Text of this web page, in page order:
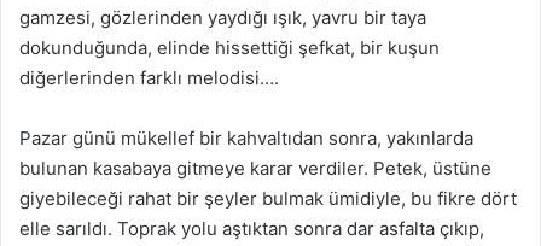
gamzesi, gözlerinden yaydığı ışık, yavru bir taya
dokunduğunda, elinde hissettiği şefkat, bir kuşun
diğerlerinden farklı melodisi….
Pazar günü mükellef bir kahvaltıdan sonra, yakınlarda
bulunan kasabaya gitmeye karar verdiler. Petek, üstüne
giyebileceği rahat bir şeyler bulmak ümidiyle, bu fikre dört
elle sarıldı. Toprak yolu aştıktan sonra dar asfalta çıkıp,